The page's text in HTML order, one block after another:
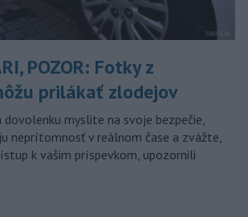
POZOR: Fotky z
prilákať zlodejov
dovolenku myslite na svoje bezpečie,
neprítomnosť v reálnom čase a zvážte,
k vašim príspevkom, upozornili